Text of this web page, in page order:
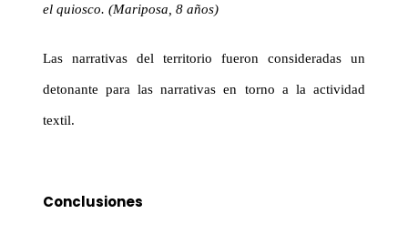
el quiosco. (Mariposa, 8 años)
Las narrativas del territorio fueron consideradas un
detonante para las narrativas en torno a la actividad
textil.
Conclusiones